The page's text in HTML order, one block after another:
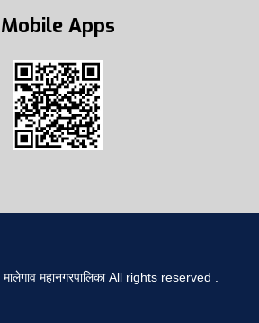
Mobile Apps
मालेगाव महानगरपालिकाAll rights reserved